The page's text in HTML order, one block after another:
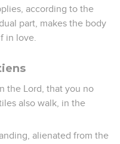
according to the
part, makes the body
in love.
the Lord, that you no
also walk, in the
alienated from the